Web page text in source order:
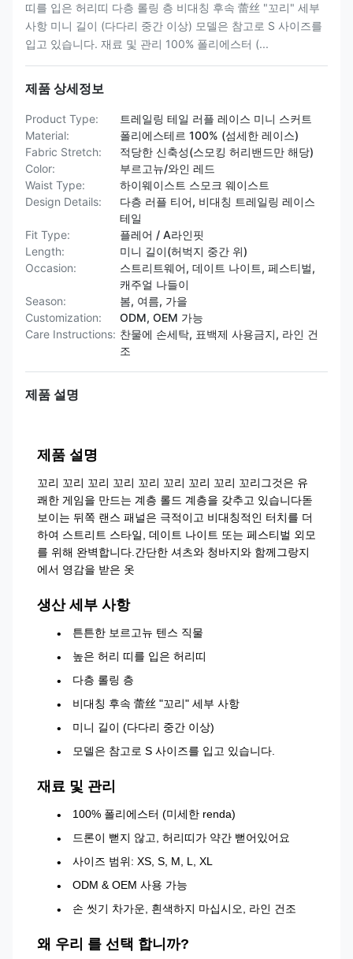
띠를 입은 허리띠 다층 롤링 층 비대칭 후속 蕾丝 "꼬리" 세부
사항 미니 길이 (다다리 중간 이상) 모델은 참고로 S 사이즈를
입고 있습니다. 재료 및 관리 100% 폴리에스터 (...
제품 상세정보
Product Type:
트레일링 테일 러플 레이스 미니 스커트
Material:
폴리에스테르 100% (섬세한 레이스)
Fabric Stretch:
적당한 신축성(스모킹 허리밴드만 해당)
Color:
부르고뉴/와인 레드
Waist Type:
하이웨이스트 스모크 웨이스트
Design Details:
다층 러플 티어, 비대칭 트레일링 레이스
테일
Fit Type:
플레어 / A라인핏
Length:
미니 길이(허벅지 중간 위)
Occasion:
스트리트웨어, 데이트 나이트, 페스티벌,
캐주얼 나들이
Season:
봄, 여름, 가을
Customization:
ODM, OEM 가능
Care Instructions: 찬물에 손세탁, 표백제 사용금지, 라인 건
조
제품 설명
제품 설명
꼬리 꼬리 꼬리 꼬리 꼬리 꼬리 꼬리 꼬리 꼬리그것은 유
쾌한 게임을 만드는 계층 롤드 계층을 갖추고 있습니다돋
보이는 뒤쪽 랜스 패널은 극적이고 비대칭적인 터치를 더
하여 스트리트 스타일, 데이트 나이트 또는 페스티벌 외모
를 위해 완벽합니다.간단한 셔츠와 청바지와 함께그랑지
에서 영감을 받은 옷
생산 세부 사항
튼튼한 보르고뉴 텐스 직물
높은 허리 띠를 입은 허리띠
다층 롤링 층
비대칭 후속 蕾丝 "꼬리" 세부 사항
미니 길이 (다다리 중간 이상)
모델은 참고로 S 사이즈를 입고 있습니다.
재료 및 관리
100% 폴리에스터 (미세한 renda)
드론이 뻗지 않고, 허리띠가 약간 뻗어있어요
사이즈 범위: XS, S, M, L, XL
ODM & OEM 사용 가능
손 씻기 차가운, 흰색하지 마십시오, 라인 건조
왜 우리 를 선택 합니까?